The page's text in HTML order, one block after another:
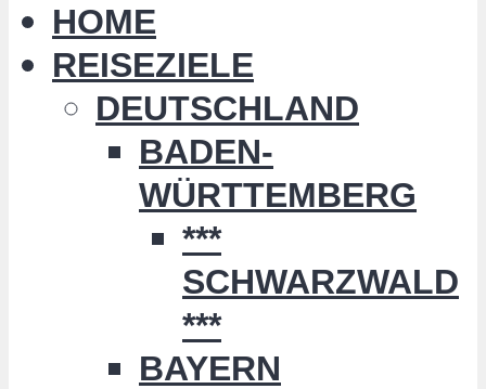
HOME
REISEZIELE
DEUTSCHLAND
BADEN-
WÜRTTEMBERG
***
SCHWARZWALD
***
BAYERN